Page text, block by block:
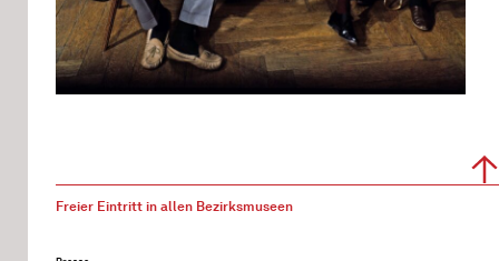
Freier Eintritt in allen Bezirksmuseen